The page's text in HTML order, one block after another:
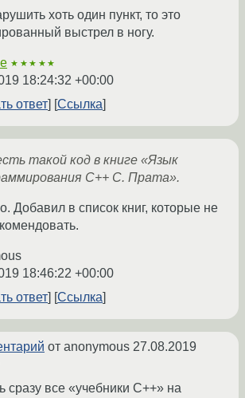
хоть один пункт, то это
выстрел в ногу.
★★★★★
18:24:32 +00:00
ответ
Ссылка
такой код в книге «Язык
C++ С. Прата».
Добавил в список книг, которые не
18:46:22 +00:00
ответ
Ссылка
от anonymous 27.08.2019
сразу все «учебники С++» на